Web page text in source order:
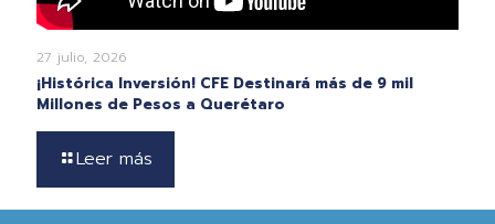
27 julio, 2026
¡Histórica Inversión! CFE Destinará más de 9 mil
Millones de Pesos a Querétaro
Leer más